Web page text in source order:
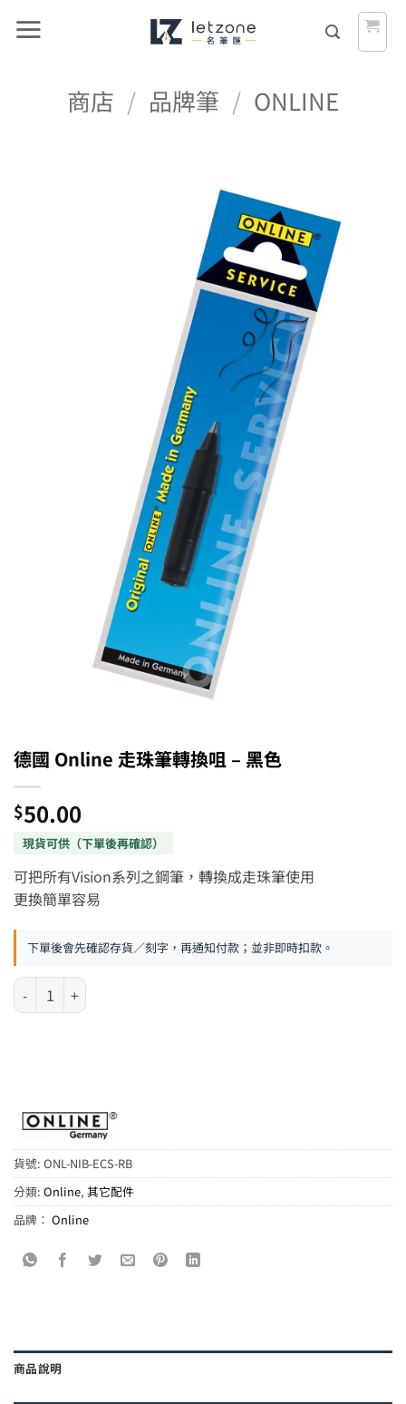
商店 / 品牌筆 / ONLINE
德國 Online 走珠筆轉換咀 – 黑色
$50.00
可把所有Vision系列之鋼筆，轉換成走珠筆使用
更換簡單容易
下單後會先確認存貨／刻字，再通知付款；並非即時扣款。
德國 Online 走珠筆轉換咀 - 黑色 數量
貨號: ONL-NIB-ECS-RB
分類: Online, 其它配件
品牌： Online
商品說明